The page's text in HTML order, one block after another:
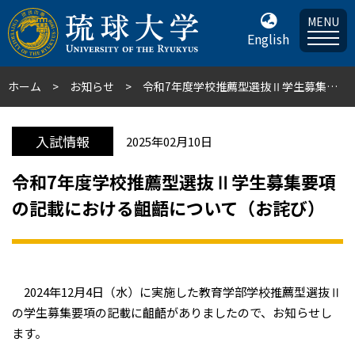
English
MENU
ホーム お知らせ 令和7年度学校推薦型選抜Ⅱ学生募集要項の記載における齟齬について（お詫び）
入試情報 2025年02月10日
令和7年度学校推薦型選抜Ⅱ学生募集要項
の記載における齟齬について（お詫び）
2024年12月4日（水）に実施した教育学部学校推薦型選抜Ⅱ
の学生募集要項の記載に齟齬がありましたので、お知らせし
ます。